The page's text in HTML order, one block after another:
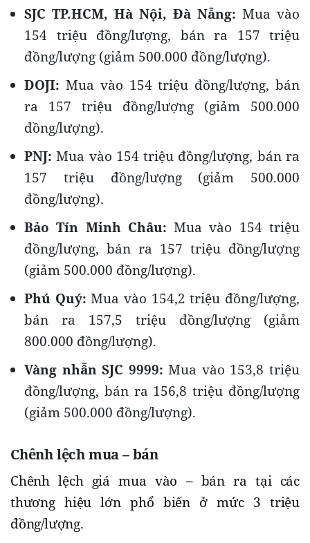
SJC TP.HCM, Hà Nội, Đà Nẵng: Mua vào
154 triệu đồng/lượng, bán ra 157 triệu
đồng/lượng (giảm 500.000 đồng/lượng).
DOJI: Mua vào 154 triệu đồng/lượng, bán
ra 157 triệu đồng/lượng (giảm 500.000
đồng/lượng).
PNJ: Mua vào 154 triệu đồng/lượng, bán ra
157 triệu đồng/lượng (giảm 500.000
đồng/lượng).
Bảo Tín Minh Châu: Mua vào 154 triệu
đồng/lượng, bán ra 157 triệu đồng/lượng
(giảm 500.000 đồng/lượng).
Phú Quý: Mua vào 154,2 triệu đồng/lượng,
bán ra 157,5 triệu đồng/lượng (giảm
800.000 đồng/lượng).
Vàng nhẫn SJC 9999: Mua vào 153,8 triệu
đồng/lượng, bán ra 156,8 triệu đồng/lượng
(giảm 500.000 đồng/lượng).
Chênh lệch mua – bán
Chênh lệch giá mua vào – bán ra tại các
thương hiệu lớn phổ biến ở mức 3 triệu
đồng/lượng.